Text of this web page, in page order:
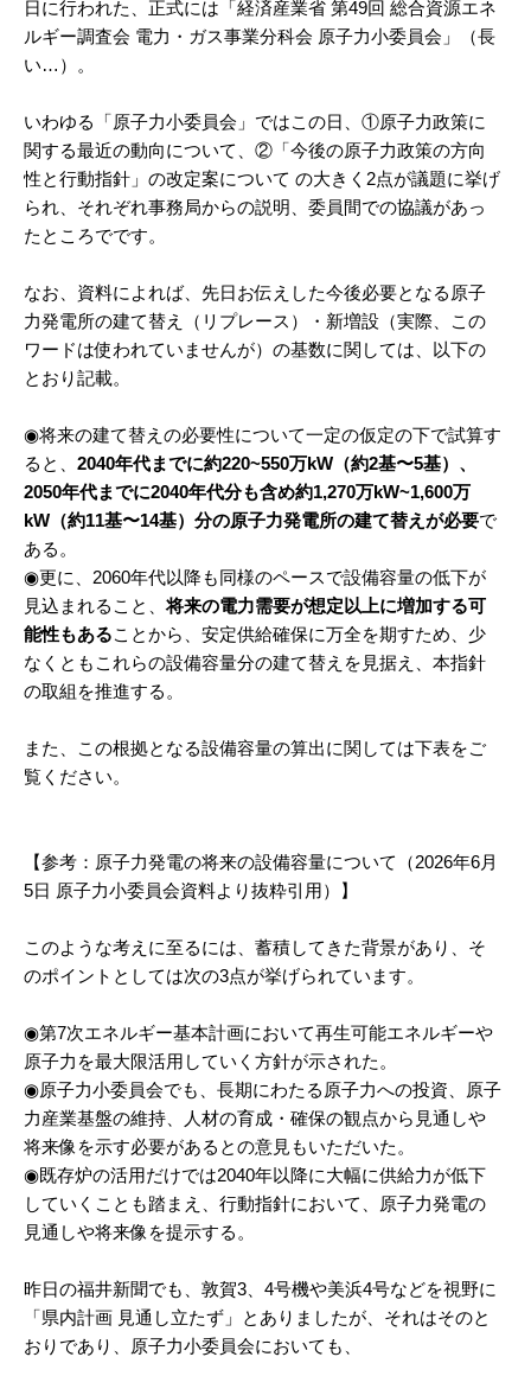
日に行われた、正式には「経済産業省 第49回 総合資源エネ
ルギー調査会 電力・ガス事業分科会 原子力小委員会」（長
い…）。
いわゆる「原子力小委員会」ではこの日、①原子力政策に
関する最近の動向について、②「今後の原子力政策の方向
性と行動指針」の改定案について の大きく2点が議題に挙げ
られ、それぞれ事務局からの説明、委員間での協議があっ
たところでです。
なお、資料によれば、先日お伝えした今後必要となる原子
力発電所の建て替え（リプレース）・新増設（実際、この
ワードは使われていませんが）の基数に関しては、以下の
とおり記載。
◉将来の建て替えの必要性について一定の仮定の下で試算す
ると、 2040年代までに約220~550万kW（約2基〜5基）、
2050年代までに2040年代分も含め約1,270万kW~1,600万
kW（約11基〜14基）分の原子力発電所の建て替えが必要で
ある。
◉更に、2060年代以降も同様のペースで設備容量の低下が
見込まれること、将来の電力需要が想定以上に増加する可
能性もあることから、安定供給確保に万全を期すため、少
なくともこれらの設備容量分の建て替えを見据え、本指針
の取組を推進する。
また、この根拠となる設備容量の算出に関しては下表をご
覧ください。
【参考：原子力発電の将来の設備容量について（2026年6月
5日 原子力小委員会資料より抜粋引用）】
このような考えに至るには、蓄積してきた背景があり、そ
のポイントとしては次の3点が挙げられています。
◉第7次エネルギー基本計画において再生可能エネルギーや
原子力を最大限活用していく方針が示された。
◉原子力小委員会でも、長期にわたる原子力への投資、原子
力産業基盤の維持、人材の育成・確保の観点から見通しや
将来像を示す必要があるとの意見もいただいた。
◉既存炉の活用だけでは2040年以降に大幅に供給力が低下
していくことも踏まえ、行動指針において、原子力発電の
見通しや将来像を提示する。
昨日の福井新聞でも、敦賀3、4号機や美浜4号などを視野に
「県内計画 見通し立たず」とありましたが、それはそのと
おりであり、原子力小委員会においても、